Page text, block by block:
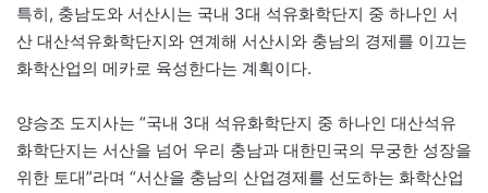
특히, 충남도와 서산시는 국내 3대 석유화학단지 중 하나인 서
산 대산석유화학단지와 연계해 서산시와 충남의 경제를 이끄는
화학산업의 메카로 육성한다는 계획이다.
양승조 도지사는 “국내 3대 석유화학단지 중 하나인 대산석유
화학단지는 서산을 넘어 우리 충남과 대한민국의 무궁한 성장을
위한 토대”라며 “서산을 충남의 산업경제를 선도하는 화학산업